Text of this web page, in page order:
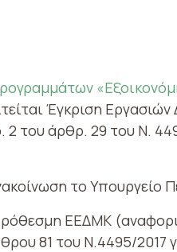
Έγκριση
του άρθρ. 29 του Ν.
το Υπουργείο
ΕΕΔΜΚ
81 του Ν.4495/2017